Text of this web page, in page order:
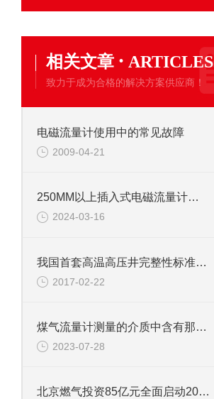
相关文章 · ARTICLES
致力于成为合格的解决方案供应商！
电磁流量计使用中的常见故障
2009-04-21
250MM以上插入式电磁流量计的安装注意事项
2024-03-16
我国首套高温高压井完整性标准系列面世
2017-02-22
煤气流量计测量的介质中含有那些危害
2023-07-28
北京燃气投资85亿元全面启动2017年煤改气